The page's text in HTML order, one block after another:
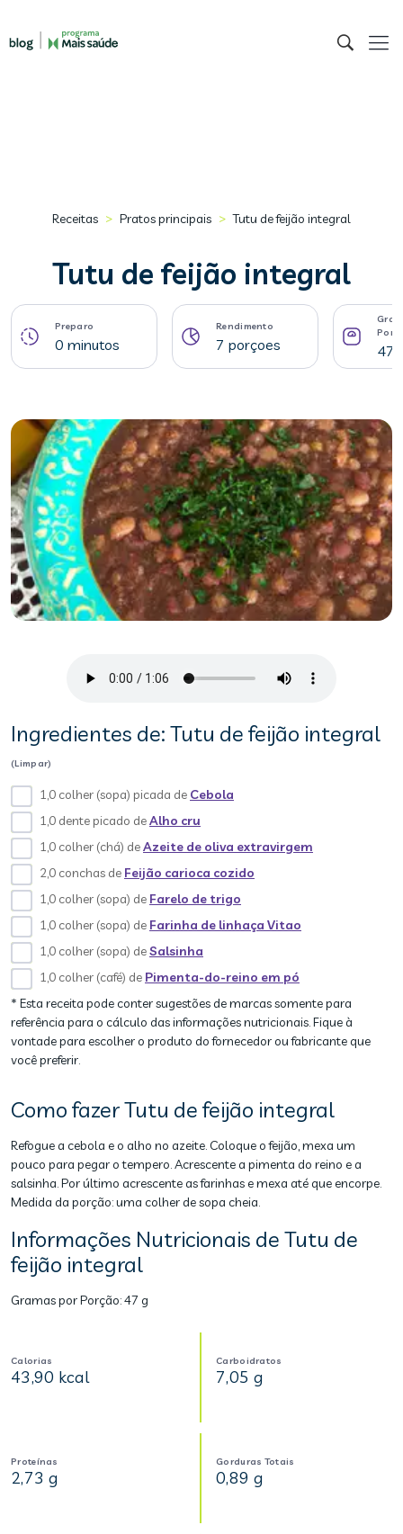
Receitas > Pratos principais > Tutu de feijão integral
Tutu de feijão integral
Preparo
0 minutos
Rendimento
7 porçoes 47
Ingredientes de: Tutu de feijão integral
(Limpar)
1,0 colher (sopa) picada de Cebola
1,0 dente picado deAlho cru
1,0 colher (chá) deAzeite de oliva extravirgem
2,0 conchas de Feijão carioca cozido
1,0 colher (sopa) de Farelo de trigo
1,0 colher (sopa) de Farinha de linhaça Vitao
1,0 colher (sopa) deSalsinha
1,0 colher (café) de Pimenta-do-reino em pó
* Esta receita pode conter sugestões de marcas somente para
referência para o cálculo das informações nutricionais. Fique à
vontade para escolher o produto do fornecedor ou fabricante que
você preferir.
Como fazer Tutu de feijão integral
Refogue a cebola e o alho no azeite. Coloque o feijão, mexa um
pouco para pegar o tempero. Acrescente a pimenta do reino e a
salsinha. Por último acrescente as farinhas e mexa até que encorpe.
Medida da porção: uma colher de sopa cheia.
Informações Nutricionais de Tutu de
feijão integral
Gramas por Porção:47 g
Calorias
43,90 kcal
Carboidratos
7,05 g
Proteínas
2,73 g
Gorduras Totais
0,89 g